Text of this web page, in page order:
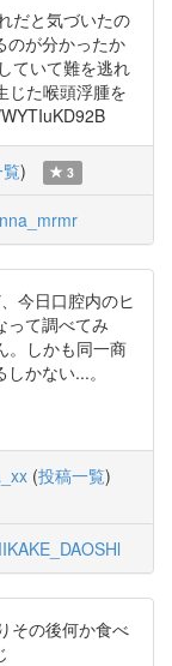
だと気づいたの
のが分かったか
ていて難を逃れ
じた喉頭浮腫を
) 3
今日口腔内のヒ
って調べてみ
。しかも同一商
かない...。
(投稿一覧)
その後何か食べ